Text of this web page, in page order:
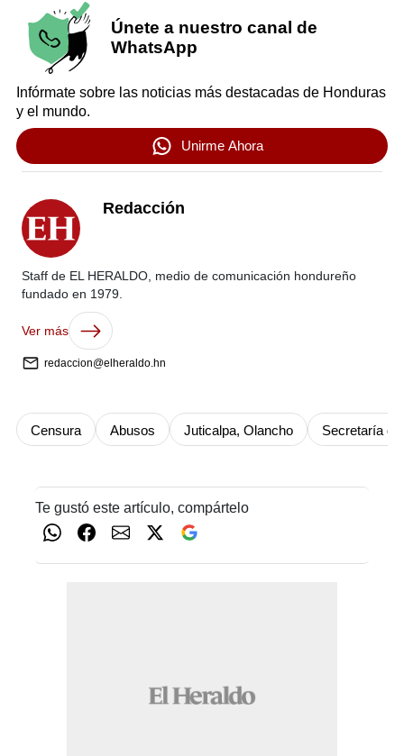
Únete a nuestro canal de
WhatsApp
Infórmate sobre las noticias más destacadas de Honduras
y el mundo.
Unirme Ahora
Redacción
Staff de EL HERALDO, medio de comunicación hondureño
fundado en 1979.
Ver más
redaccion@elheraldo.hn
Censura Abusos Juticalpa, Olancho Secretaría
Te gustó este artículo, compártelo